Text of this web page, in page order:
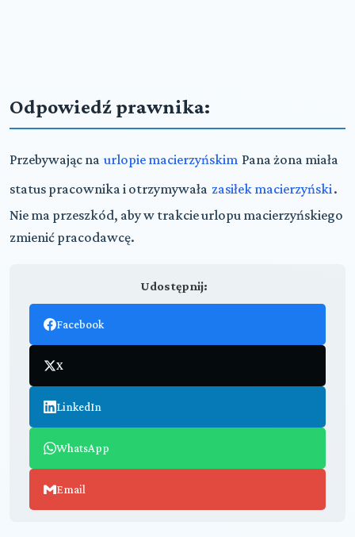
Odpowiedź prawnika:
Przebywając na urlopie macierzyńskim Pana żona miała
status pracownika i otrzymywała zasiłek macierzyński .
Nie ma przeszkód, aby w trakcie urlopu macierzyńskiego
zmienić pracodawcę.
Udostępnij:
Facebook
X
LinkedIn
WhatsApp
Email